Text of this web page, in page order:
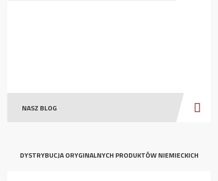
NASZ BLOG
DYSTRYBUCJA ORYGINALNYCH PRODUKTÓW NIEMIECKICH